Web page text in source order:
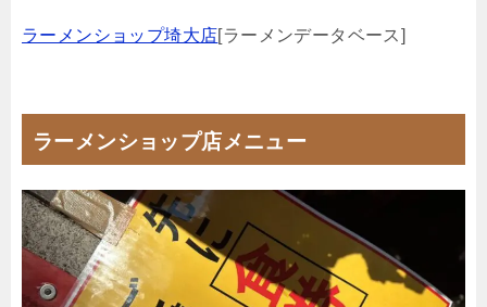
ラーメンショップ埼大店[ラーメンデータベース]
ラーメンショップ店メニュー